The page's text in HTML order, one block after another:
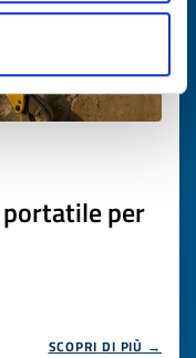
per
SCOPRI DI PIÙ →